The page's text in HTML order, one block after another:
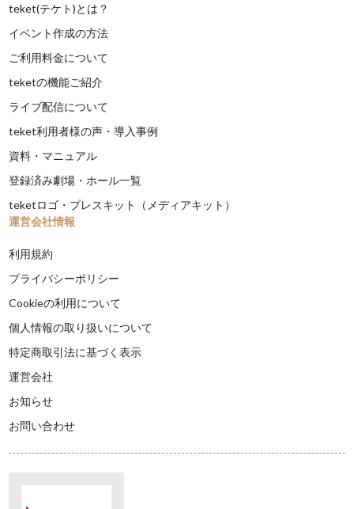
teket(テケト)とは？
イベント作成の方法
ご利用料金について
teketの機能ご紹介
ライブ配信について
teket利用者様の声・導入事例
資料・マニュアル
登録済み劇場・ホール一覧
teketロゴ・プレスキット（メディアキット）
運営会社情報
利用規約
プライバシーポリシー
Cookieの利用について
個人情報の取り扱いについて
特定商取引法に基づく表示
運営会社
お知らせ
お問い合わせ